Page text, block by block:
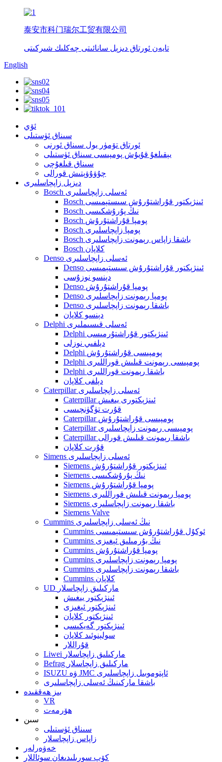
泰安市科门瑞尔工贸有限公司
تايەن ئورتاق دىزېل سانائىتى چەكلىك شىركىتى
English
ئۆي
سىناق ئۈستىلى
ئورتاق تۆمۈر يول سىناق ئورنى
يېقىلغۇ قۇيۇش پومپىسى سىناق ئۈستىلى
سىناق قىلغۇچى
چۇۋۇۋېتىش قورالى
دىزېل زاپچاسلىرى
Bosch ئەسلى زاپچاسلىرى
Bosch ئىنژېكتور قۇراشتۇرۇش سىستېمىسى
Bosch نىڭ پۇرۇشكىسى
Bosch پومپا قۇراشتۇرۇش
Bosch پومپا زاپچاسلىرى
Bosch باشقا زاپاس رېمونت زاپچاسلىرى
Bosch كلاپان
Denso ئەسلى زاپچاسلىرى
Denso ئىنژېكتور قۇراشتۇرۇش سىستېمىسى
دېنسو نوزۇسى
Denso پومپا قۇراشتۇرۇش
Denso پومپا رېمونت زاپچاسلىرى
Denso باشقا رېمونت زاپچاسلىرى
دېنسو كلاپان
Delphi ئەسلى قىسىملىرى
Delphi ئىنژېكتور قۇراشتۇرمىسى
دېلفىي نوزلى
Delphi پومپىسى قۇراشتۇرۇش
Delphi پومپىسى رېمونت قىلىش قوراللىرى
Delphi باشقا رېمونت قوراللىرى
دېلفى كلاپان
Caterpillar ئەسلى زاپچاسلىرى
Caterpillar ئىنژېكتورى يىغىش
قۇرت تۈگۈنچىسى
Caterpillar پومپىسى قۇراشتۇرۇش
Caterpillar پومپىسى رېمونت زاپچاسلىرى
Caterpillar باشقا رېمونت قىلىش قورالى
قۇرت كلاپان
Simens ئەسلى زاپچاسلىرى
Siemens ئىنژېكتور قۇراشتۇرۇش
Siemens نىڭ پۇرۇشكىسى
Siemens پومپا قۇراشتۇرۇش
Siemens پومپا رېمونت قىلىش قوراللىرى
Siemens باشقا رېمونت زاپچاسلىرى
Siemens Valve
Cummins نىڭ ئەسلى زاپچاسلىرى
Cummins ئوكۇل قۇراشتۇرۇش سىستېمىسى
Cummins نىڭ بۇرمىلىق ئېغىزى
Cummins پومپا قۇراشتۇرۇش
Cummins پومپا رېمونت زاپچاسلىرى
Cummins باشقا رېمونت زاپچاسلىرى
Cummins كلاپان
UD ماركىلىق زاپچاسلار
ئىنژېكتور يىغىش
ئىنژېكتور ئېغىزى
ئىنژېكتور كلاپان
ئىنژېكتور گەيكىسى
سولېنوئىد كلاپان
قۇراللار
Liwei ماركىلىق زاپچاسلار
Befrag ماركىلىق زاپچاسلار
ISUZU ۋە JMC ئاپتوموبىل زاپچاسلىرى
باشقا ماركىنىڭ ئەسلى زاپچاسلىرى
بىز ھەققىدە
VR
ھۆرمەت
سىن
سىناق ئۈستىلى
زاپاس زاپچاسلار
خەۋەرلەر
كۆپ سورىلىدىغان سوئاللار